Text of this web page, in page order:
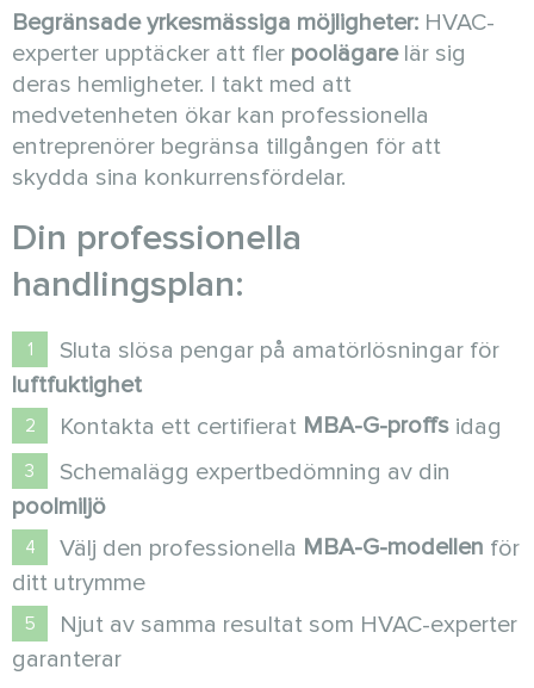
Begränsade yrkesmässiga möjligheter: HVAC-
experter upptäcker att fler poolägarelär sig
deras hemligheter. I takt med att
medvetenheten ökar kan professionella
entreprenörer begränsa tillgången för att
skydda sina konkurrensfördelar.
Din professionella
handlingsplan:
Sluta slösa pengar på amatörlösningar för
luftfuktighet
Kontakta ett certifierat MBA-G-proffs idag
Schemalägg expertbedömning av din
poolmiljö
Välj den professionella MBA-G-modellen för
ditt utrymme
Njut av samma resultat som HVAC-experter
garanterar